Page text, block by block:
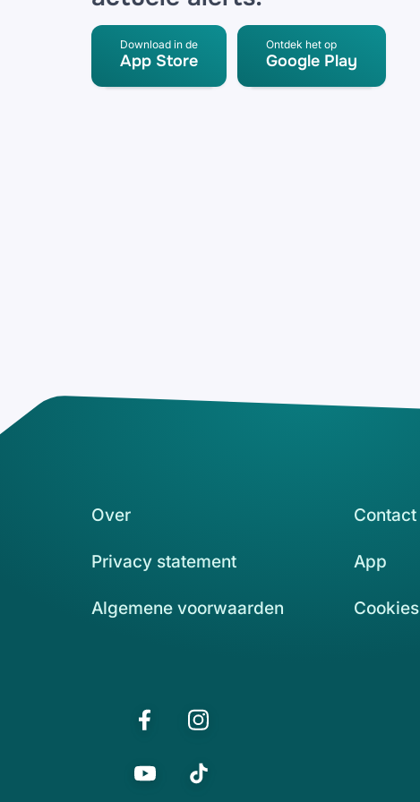
Download in de
App Store
Ontdek het op
Google Play
Over Contact
Privacy statement App
Algemene voorwaarden Cookies